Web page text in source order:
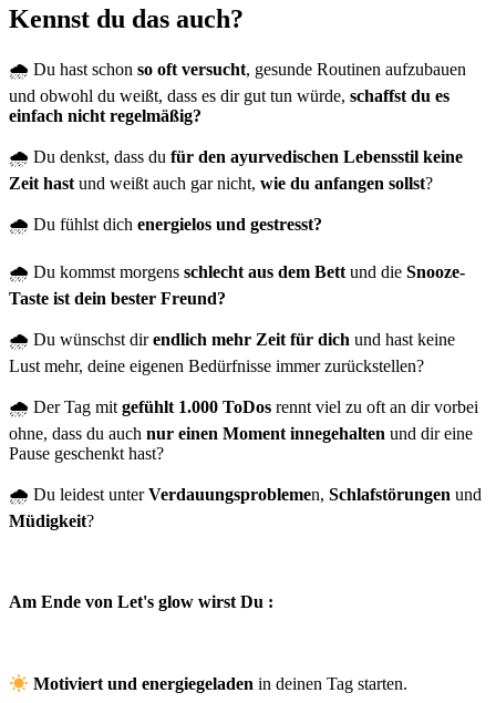
Kennst du das auch?
🌧 Du hast schon so oft versucht, gesunde Routinen aufzubauen
und obwohl du weißt, dass es dir gut tun würde, schaffst du es
einfach nicht regelmäßig?
🌧 Du denkst, dass du für den ayurvedischen Lebensstil keine
Zeit hast und weißt auch gar nicht, wie du anfangen sollst?
🌧 Du fühlst dich energielos und gestresst?
🌧 Du kommst morgens schlecht aus dem Bett und die Snooze-
Taste ist dein bester Freund?
🌧 Du wünschst direndlich mehr Zeit für dich und hast keine
Lust mehr, deine eigenen Bedürfnisse immer zurückstellen?
🌧 Der Tag mit gefühlt 1.000 ToDos rennt viel zu oft an dir vorbei
ohne, dass du auch nur einen Moment innegehalten und dir eine
Pause geschenkt hast?
🌧 Du leidest unterVerdauungsproblemen, Schlafstörungen und
Müdigkeit?
Am Ende von Let's glow wirst Du :
Motiviert und energiegeladen in deinen Tag starten.